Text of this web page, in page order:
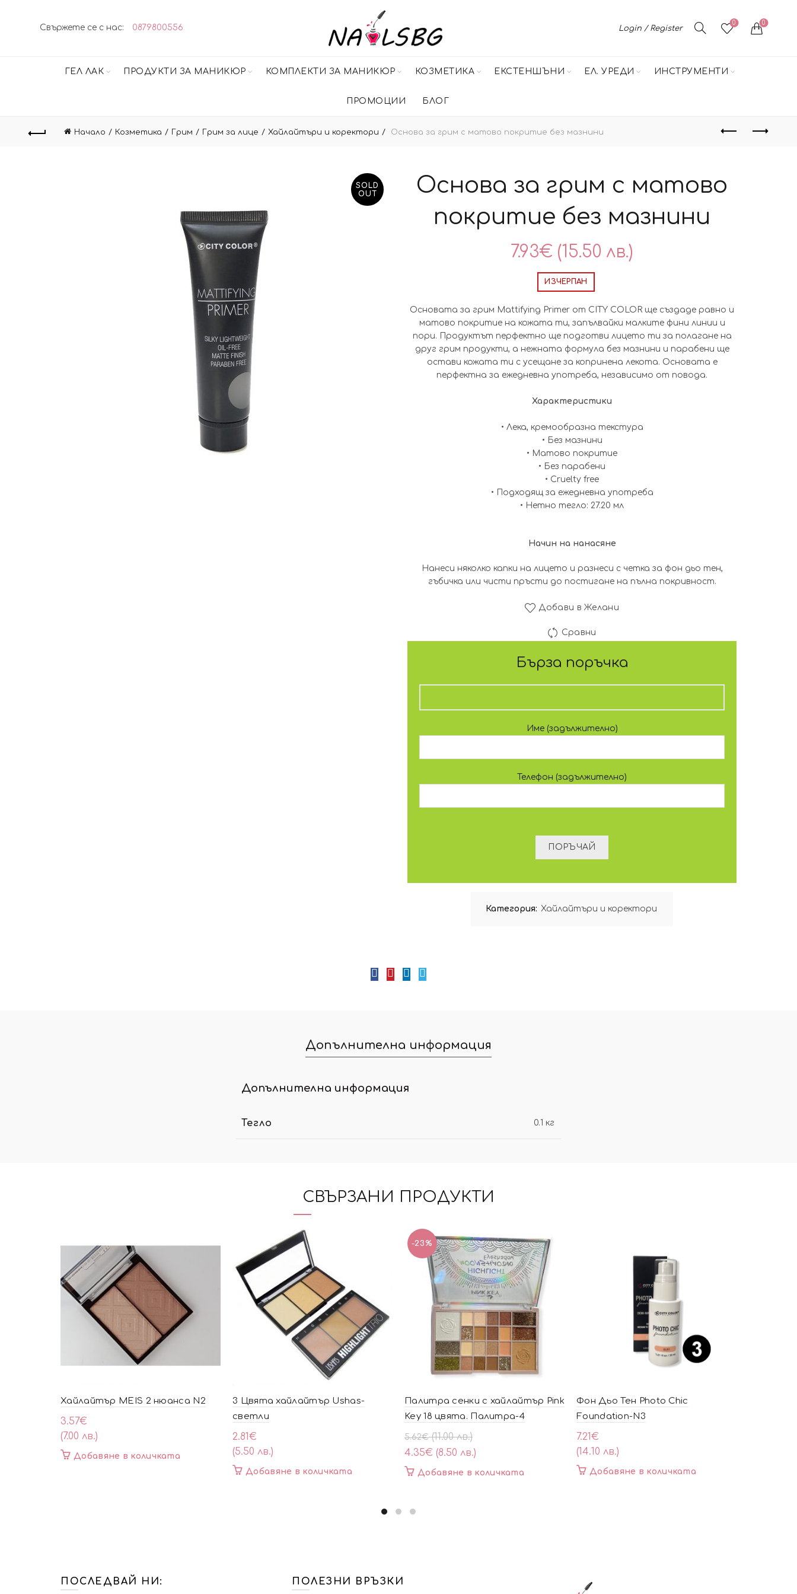
Свържете се с нас: 0879800556 Login / Register
0 0
ГЕЛ ЛАК ПРОДУКТИ ЗА МАНИКЮР КОМПЛЕКТИ ЗА МАНИКЮР КОЗМЕТИКА ЕКСТЕНШЪНИ ЕЛ. УРЕДИ ИНСТРУМЕНТИ
ПРОМОЦИИ БЛОГ
Начало Козметика Грим Грим за лице Хайлайтъри и коректори Основа за грим с матово покритие без мазнини
SOLD
OUT
Основа за грим с матово
покритие без мазнини
7.93€ (15.50 лв.)
ИЗЧЕРПАН
Основата за грим Mattifying Primer от CITY COLOR ще създаде равно и
матово покритие на кожата ти, запълвайки малките фини линии и
пори. Продуктът перфектно ще подготви лицето ти за полагане на
друг грим продукти, а нежната формула без мазнини и парабени ще
остави кожата ти с усещане за копринена лекота. Основата е
перфектна за ежедневна употреба, независимо от повода.
Характеристики
• Лека, кремообразна текстура
• Без мазнини
• Матово покритие
• Без парабени
• Cruelty free
• Подходящ за ежедневна употреба
• Нетно тегло: 27.20 мл
Начин на нанасяне
Нанеси няколко капки на лицето и разнеси с четка за фон дьо тен,
гъбичка или чисти пръсти до постигане на пълна покривност.
Добави в Желани
Сравни
Бърза поръчка
Име (задължително)
Телефон (задължително)
Категория: Хайлайтъри и коректори
Допълнителна информация
Допълнителна информация
Тегло 0.1 кг
СВЪРЗАНИ ПРОДУКТИ
Хайлайтър MEIS 2 нюанса N2
3.57€
(7.00 лв.)
Добавяне в количката
3 Цвята хайлайтър Ushas-
светли
2.81€
(5.50 лв.)
Добавяне в количката
-23%
Палитра сенки с хайлайтър Pink
Key 18 цвята. Палитра-4
5.62€ (11.00 лв.)
Original
price
was:
5.62€
лв.).
4.35€ (8.50 лв.)
Текущата
цена
е:
4.35€
лв.).
Добавяне в количката
Фон Дьо Тен Photo Chic
Foundation-N3
7.21€
(14.10 лв.)
Добавяне в количката
ПОСЛЕДВАЙ НИ: ПОЛЕЗНИ ВРЪЗКИ